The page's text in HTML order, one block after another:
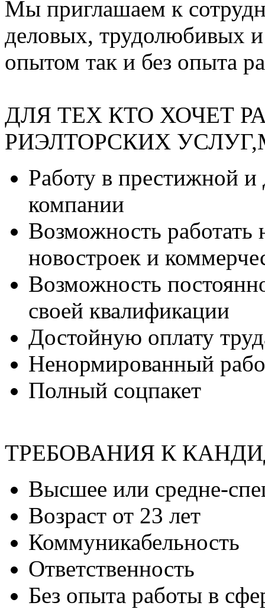
Мы приглашаем к
деловых, трудолюбивых
опытом так и без опыта
ДЛЯ ТЕХ КТО ХОЧЕТ
РИЭЛТОРСКИХ
Работу в престижной
компании
Возможность работать
новостроек и
Возможность
своей квалификации
Достойную оплату
Ненормированный
Полный соцпакет
ТРЕБОВАНИЯ К
Высшее или средне-
Возраст от 23 лет
Коммуникабельность
Ответственность
Без опыта работы в